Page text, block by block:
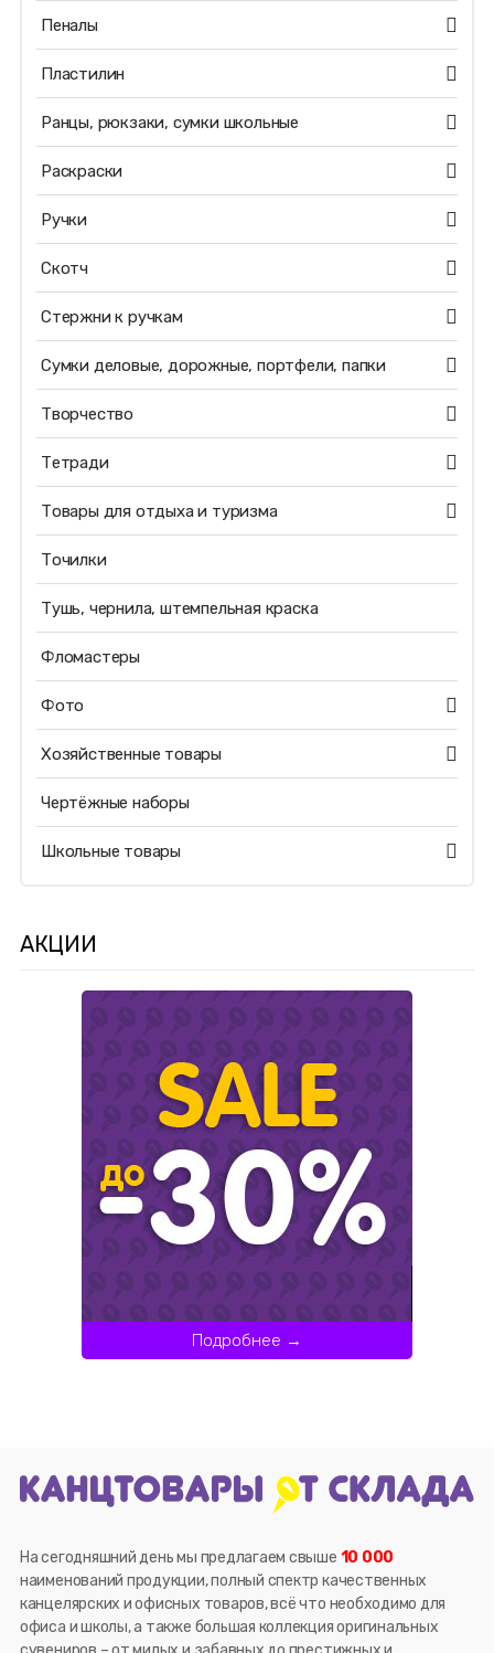
Пеналы
Пластилин
Ранцы, рюкзаки, сумки школьные
Раскраски
Ручки
Скотч
Стержни к ручкам
Сумки деловые, дорожные, портфели, папки
Творчество
Тетради
Товары для отдыха и туризма
Точилки
Тушь, чернила, штемпельная краска
Фломастеры
Фото
Хозяйственные товары
Чертёжные наборы
Школьные товары
АКЦИИ
Подробнее →
На сегодняшний день мы предлагаем свыше 10 000
наименований продукции, полный спектр качественных
канцелярских и офисных товаров, всё что необходимо для
офиса и школы, а также большая коллекция оригинальных